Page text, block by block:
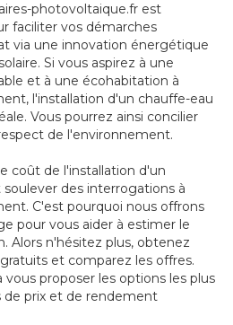
photovoltaique.fr est
faciliter vos démarches
via une innovation énergétique
Si vous aspirez à une
et à une écohabitation à
l'installation d'un chauffe-eau
Vous pourrez ainsi concilier
de l'environnement.
coût de l'installation d'un
des interrogations à
C'est pourquoi nous offrons
pour vous aider à estimer le
Alors n'hésitez plus, obtenez
et comparez les offres.
vous proposer les options les plus
prix et de rendement